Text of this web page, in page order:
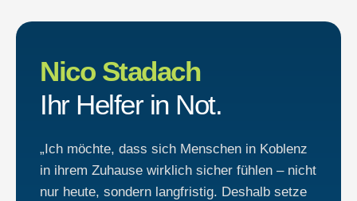
Nico Stadach
Ihr Helfer in Not.
„Ich möchte, dass sich Menschen in Koblenz
in ihrem Zuhause wirklich sicher fühlen – nicht
nur heute, sondern langfristig. Deshalb setze